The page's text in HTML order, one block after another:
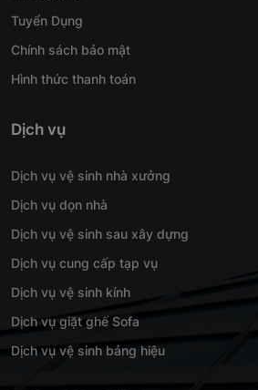
Tuyển Dụng
Chính sách bảo mật
Hình thức thanh toán
Dịch vụ
Dịch vụ vệ sinh nhà xưởng
Dịch vụ dọn nhà
Dịch vụ vệ sinh sau xây dựng
Dịch vụ cung cấp tạp vụ
Dịch vụ vệ sinh kính
Dịch vụ giặt ghế Sofa
Dịch vụ vệ sinh bảng hiệu